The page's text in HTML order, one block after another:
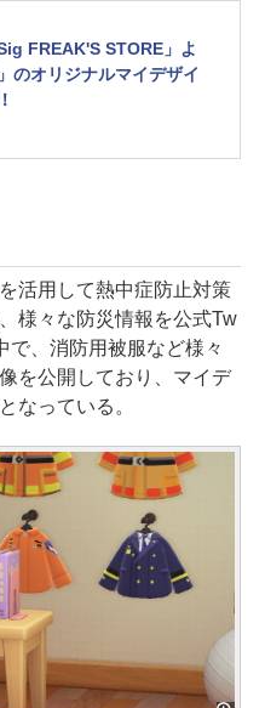
FREAK'S STORE」よ
のオリジナルマイデザイ
活用して熱中症防止対策
様々な防災情報を公式Tw
で、消防用被服など様々
を公開しており、マイデ
なっている。